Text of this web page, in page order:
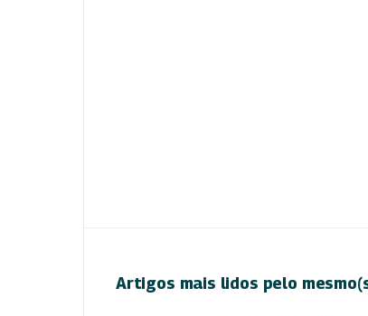
Artigos mais lidos pelo